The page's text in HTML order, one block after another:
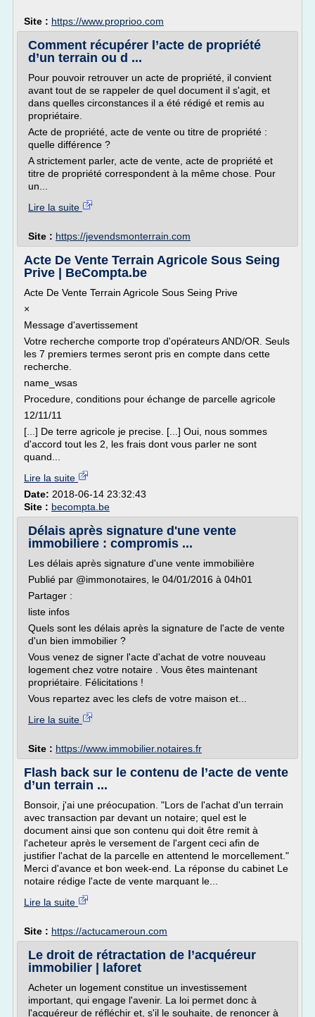
Site : https://www.proprioo.com
Comment récupérer l’acte de propriété
d’un terrain ou d ...
Pour pouvoir retrouver un acte de propriété, il convient
avant tout de se rappeler de quel document il s'agit, et
dans quelles circonstances il a été rédigé et remis au
propriétaire.
Acte de propriété, acte de vente ou titre de propriété :
quelle différence ?
A strictement parler, acte de vente, acte de propriété et
titre de propriété correspondent à la même chose. Pour
un...
Lire la suite
Site : https://jevendsmonterrain.com
Acte De Vente Terrain Agricole Sous Seing
Prive | BeCompta.be
Acte De Vente Terrain Agricole Sous Seing Prive
×
Message d'avertissement
Votre recherche comporte trop d'opérateurs AND/OR. Seuls
les 7 premiers termes seront pris en compte dans cette
recherche.
name_wsas
Procedure, conditions pour échange de parcelle agricole
12/11/11
[...] De terre agricole je precise. [...] Oui, nous sommes
d'accord tout les 2, les frais dont vous parler ne sont
quand...
Lire la suite
Date: 2018-06-14 23:32:43
Site : becompta.be
Délais après signature d'une vente
immobiliere : compromis ...
Les délais après signature d'une vente immobilière
Publié par @immonotaires, le 04/01/2016 à 04h01
Partager :
liste infos
Quels sont les délais après la signature de l'acte de vente
d'un bien immobilier ?
Vous venez de signer l'acte d'achat de votre nouveau
logement chez votre notaire . Vous êtes maintenant
propriétaire. Félicitations !
Vous repartez avec les clefs de votre maison et...
Lire la suite
Site : https://www.immobilier.notaires.fr
Flash back sur le contenu de l’acte de vente
d’un terrain ...
Bonsoir, j'ai une préocupation. "Lors de l'achat d'un terrain
avec transaction par devant un notaire; quel est le
document ainsi que son contenu qui doit être remit à
l'acheteur après le versement de l'argent ceci afin de
justifier l'achat de la parcelle en attentend le morcellement."
Merci d'avance et bon week-end. La réponse du cabinet Le
notaire rédige l'acte de vente marquant le...
Lire la suite
Site : https://actucameroun.com
Le droit de rétractation de l’acquéreur
immobilier | laforet
Acheter un logement constitue un investissement
important, qui engage l'avenir. La loi permet donc à
l'acquéreur de réfléchir et, s'il le souhaite, de renoncer à